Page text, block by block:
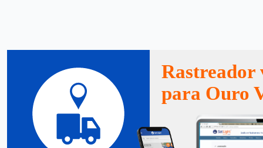
Rastreador
para Ouro